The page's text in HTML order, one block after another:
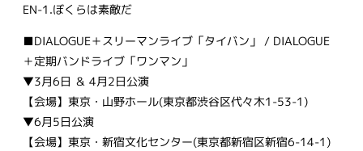
EN-1.ぼくらは素敵だ
■DIALOGUE＋スリーマンライブ「タイバン」 / DIALOGUE
＋定期バンドライブ「ワンマン」
▼3月6日 ＆ 4月2日公演
【会場】東京・山野ホール(東京都渋谷区代々木1-53-1)
▼6月5日公演
【会場】東京・新宿文化センター(東京都新宿区新宿6-14-1)